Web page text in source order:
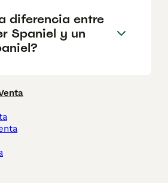
diferencia entre
Spaniel y un